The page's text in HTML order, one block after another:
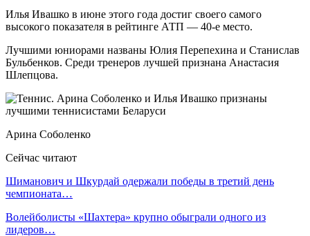
Илья Ивашко в июне этого года достиг своего самого
высокого показателя в рейтинге АТП — 40-е место.
Лучшими юниорами названы Юлия Перепехина и Станислав
Бульбенков. Среди тренеров лучшей признана Анастасия
Шлепцова.
Арина Соболенко
Сейчас читают
Шиманович и Шкурдай одержали победы в третий день
чемпионата…
Волейболисты «Шахтера» крупно обыграли одного из
лидеров…